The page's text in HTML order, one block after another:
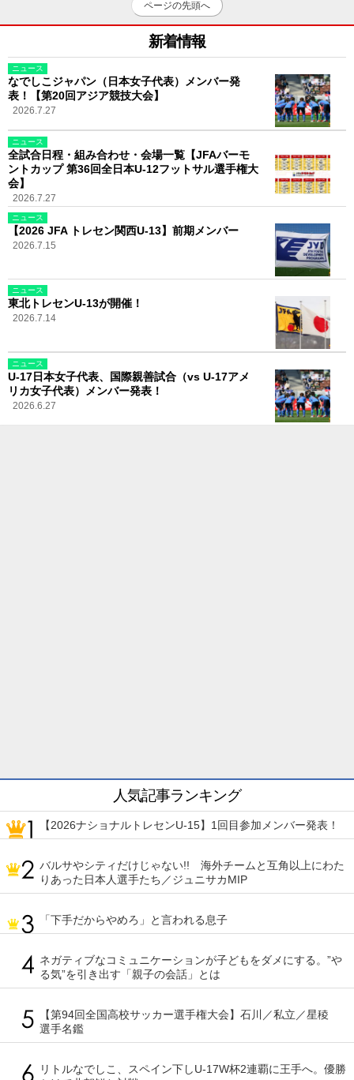
ページの先頭へ
新着情報
ニュース
なでしこジャパン（日本女子代表）メンバー発
表！【第20回アジア競技大会】
2026.7.27
ニュース
全試合日程・組み合わせ・会場一覧【JFAバーモ
ントカップ 第36回全日本U-12フットサル選手権大
会】
2026.7.27
ニュース
【2026 JFA トレセン関西U-13】前期メンバー
2026.7.15
ニュース
東北トレセンU-13が開催！
2026.7.14
ニュース
U-17日本女子代表、国際親善試合（vs U-17アメ
リカ女子代表）メンバー発表！
2026.6.27
人気記事ランキング
【2026ナショナルトレセンU-15】1回目参加メンバー発表！
バルサやシティだけじゃない!! 海外チームと互角以上にわた
りあった日本人選手たち／ジュニサカMIP
「下手だからやめろ」と言われる息子
ネガティブなコミュニケーションが子どもをダメにする。”や
る気”を引き出す「親子の会話」とは
【第94回全国高校サッカー選手権大会】石川／私立／星稜
選手名鑑
リトルなでしこ、スペイン下しU-17W杯2連覇に王手へ。優勝